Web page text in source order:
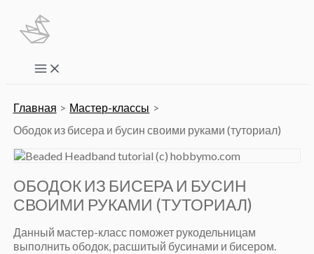
Перейти
содержимому
Main
Menu
Главная
Мастер-классы
Ободок из бисера и бусин своими руками (туториал)
ОБОДОК ИЗ БИСЕРА И БУСИН
СВОИМИ РУКАМИ (ТУТОРИАЛ)
Данный мастер-класс поможет рукодельницам
выполнить ободок, расшитый бусинами и бисером.